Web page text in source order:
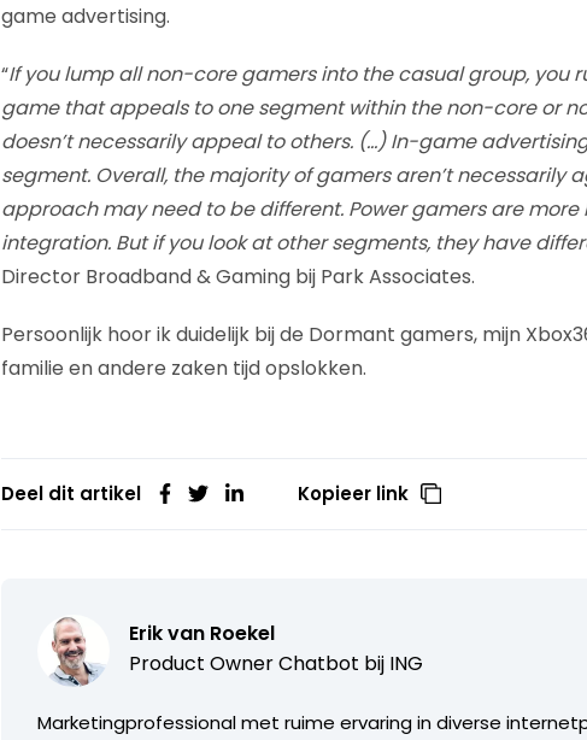
game advertising.
“If you lump all non-core gamers into the casual group, you
game that appeals to one segment within the non-core or
doesn’t necessarily appeal to others. (…) In-game
segment. Overall, the majority of gamers aren’t necessarily
approach may need to be different. Power gamers are
integration. But if you look at other segments, they have
Director Broadband & Gaming bij Park Associates.
Persoonlijk hoor ik duidelijk bij de Dormant gamers, mijn
familie en andere zaken tijd opslokken.
Deel dit artikel Kopieer link
Erik van Roekel
Product Owner Chatbot bij ING
Marketingprofessional met ruime ervaring in diverse